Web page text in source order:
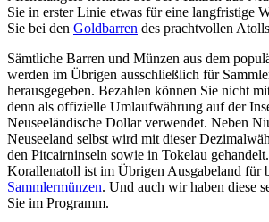
Sie in erster Linie etwas für eine langfristige
Sie bei den Goldbarren des prachtvollen
Sämtliche Barren und Münzen aus dem
werden im Übrigen ausschließlich für
herausgegeben. Bezahlen können Sie nicht
denn als offizielle Umlaufwährung auf der
Neuseeländische Dollar verwendet. Neben
Neuseeland selbst wird mit dieser
den Pitcairninseln sowie in Tokelau
Korallenatoll ist im Übrigen Ausgabeland für
Sammlermünzen. Und auch wir haben diese
Sie im Programm.